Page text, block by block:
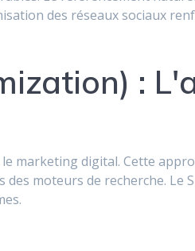
des réseaux sociaux
:
marketing digital. Cette
moteurs de recherche. Le